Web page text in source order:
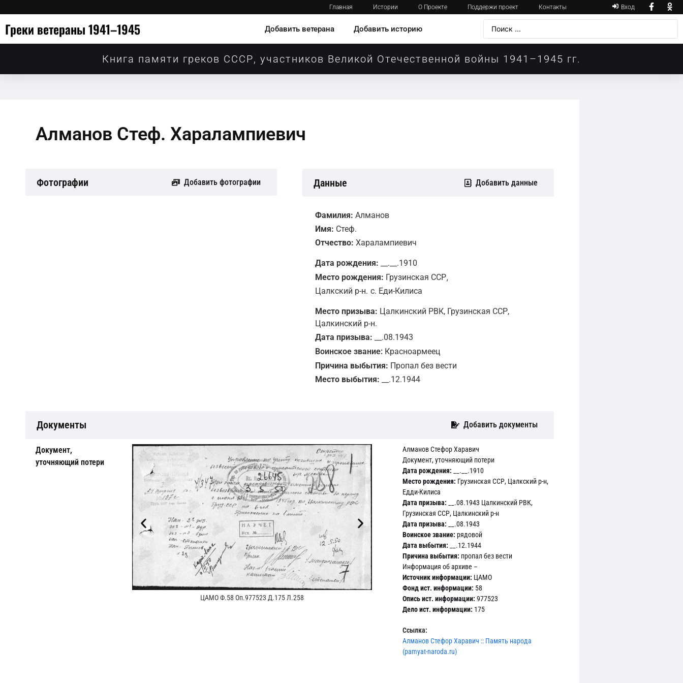
Главная Истории О Проекте Поддержи проект Контакты Вход
Греки ветераны 1941–1945 Добавить ветерана Добавить историю
Книга памяти греков СССР, участников Великой Отечественной войны 1941–1945 гг.
Алманов Стеф. Харалампиевич
Фотографии Добавить фотографии Данные Добавить данные
Фамилия: Алманов
Имя: Стеф.
Отчество: Харалампиевич
Дата рождения: __.__.1910
Место рождения: Грузинская ССР,
Цалкский р-н. с. Еди-Килиса
Место призыва: Цалкинский РВК, Грузинская ССР,
Цалкинский р-н.
Дата призыва: __.08.1943
Воинское звание: Красноармеец
Причина выбытия: Пропал без вести
Место выбытия: __.12.1944
Документы Добавить документы
Документ,
уточняющий потери
ЦАМО Ф.58 Оп.977523 Д.175 Л.258
ЦАМО Ф.58 Оп.977523 Д.175 Л.259
Алманов Стефор Харавич
Документ, уточняющий потери
Дата рождения: __.__.1910
Место рождения: Грузинская ССР, Цалкский р-н,
Едди-Килиса
Дата призыва: __.08.1943 Цалкинский РВК,
Грузинская ССР, Цалкинский р-н
Дата призыва: __.08.1943
Воинское звание: рядовой
Дата выбытия: __.12.1944
Причина выбытия: пропал без вести
Информация об архиве –
Источник информации: ЦАМО
Фонд ист. информации: 58
Опись ист. информации: 977523
Дело ист. информации: 175
Ссылка:
Алманов Стефор Харавич :: Память народа
(pamyat-naroda.ru)